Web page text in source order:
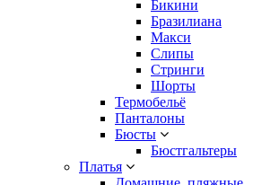
Бикини
Бразилиана
Макси
Слипы
Стринги
Шорты
Термобельё
Панталоны
Бюсты
Бюстгальтеры
Платья